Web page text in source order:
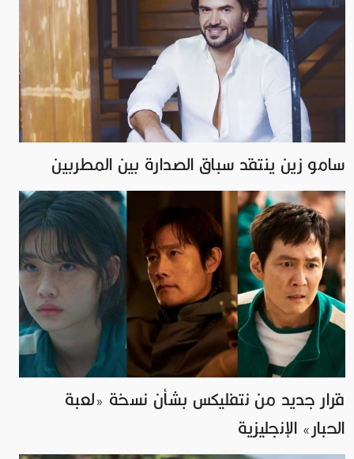
سامو زين ينتقد سباق الصدارة بين المطربين
قرار جديد من نتفليكس بشأن نسخة «لعبة
الحبار» الإنجليزية